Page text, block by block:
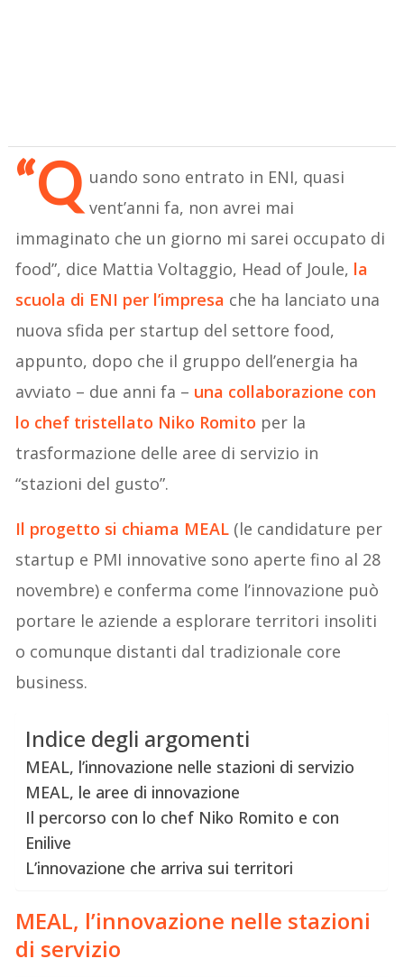
“Q uando sono entrato in ENI, quasi
vent’anni fa, non avrei mai
immaginato che un giorno mi sarei occupato di
food”, dice Mattia Voltaggio, Head of Joule, la
scuola di ENI per l’impresa che ha lanciato una
nuova sfida per startup del settore food,
appunto, dopo che il gruppo dell’energia ha
avviato – due anni fa – una collaborazione con
lo chef tristellato Niko Romito per la
trasformazione delle aree di servizio in
“stazioni del gusto”.
Il progetto si chiama MEAL (le candidature per
startup e PMI innovative sono aperte fino al 28
novembre) e conferma come l’innovazione può
portare le aziende a esplorare territori insoliti
o comunque distanti dal tradizionale core
business.
Indice degli argomenti
MEAL, l’innovazione nelle stazioni di servizio
MEAL, le aree di innovazione
Il percorso con lo chef Niko Romito e con
Enilive
L’innovazione che arriva sui territori
MEAL, l’innovazione nelle stazioni
di servizio